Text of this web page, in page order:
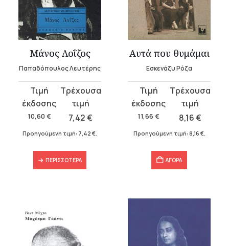
Μάνος Λοΐζος
Παπαδόπουλος Λευτέρης
10,60 €
Original
price
was:
10,60 €.
7,42€
τρέχουσα
τιμή
Προηγούμενη τιμή: 7,42 €
ΠΕΡΙΣΣΌΤΕΡΑ
Αυτά που θυμάμαι
Εσκενάζυ Ρόζα
11,66 €
Original
price
was:
8,16€
τρέχουσα
τιμή
Προηγούμενη τιμή: 8,16 €.
ΑΓΟΡΑ